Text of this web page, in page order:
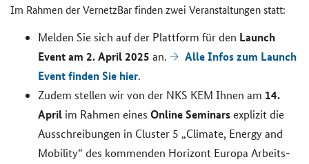
Im Rah­men der Ver­netz­Bar fin­den zwei Ver­an­stal­tun­gen statt:
Mel­den Sie sich auf der Platt­form für den Launch
Eventam 2. April 2025 an.
Alle Infos zum Launch
Event fin­den Sie hier.
Zudem stel­len wir von der NKS KEM Ihnen am 14.
April im Rah­men eines OnlineSe­mi­narsex­pli­zit die
Aus­schrei­bun­gen in Cluster 5 „Climate, Energy and
Mobility“ des kom­men­den Ho­ri­zont Eu­ro­pa Ar­beits­